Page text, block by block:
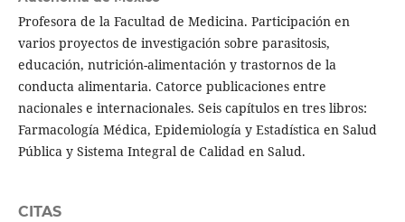
Profesora de la Facultad de Medicina. Participación en
varios proyectos de investigación sobre parasitosis,
educación, nutrición-alimentación y trastornos de la
conducta alimentaria. Catorce publicaciones entre
nacionales e internacionales. Seis capítulos en tres libros:
Farmacología Médica, Epidemiología y Estadística en Salud
Pública y Sistema Integral de Calidad en Salud.
CITAS